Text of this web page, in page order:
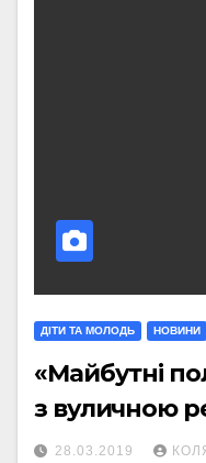
ДІТИ ТА МОЛОДЬ НОВИНИ
«Майбутні
з вуличною
28.03.2019